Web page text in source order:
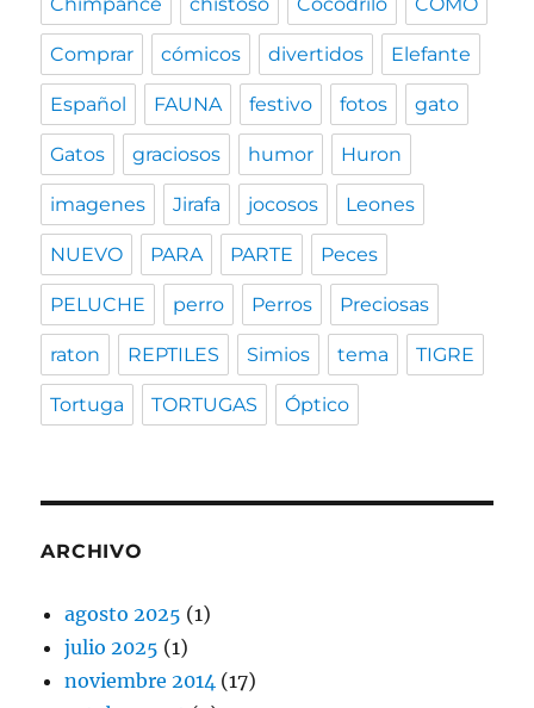
Comprar cómicos divertidos Elefante
Español FAUNA festivo fotos gato
Gatos graciosos humor Huron
imagenes Jirafa jocosos Leones
NUEVO PARA PARTE Peces
PELUCHE perro Perros Preciosas
raton REPTILES Simios tema TIGRE
Tortuga TORTUGAS Óptico
ARCHIVO
agosto 2025 (1)
julio 2025 (1)
noviembre 2014 (17)